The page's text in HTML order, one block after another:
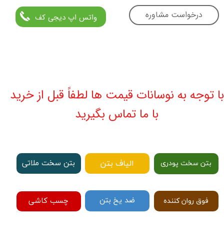
درخواست مشاوره واتس اپ دیجی کف
با توجه به نوسانات قیمت ها لطفاً قبل از خرید
با ما تماس بگیرید
بتن سخت پودری بتن سخت ملاتی الیاف بتن
چسب کاشی فوق روان کننده ضد یخ بتن